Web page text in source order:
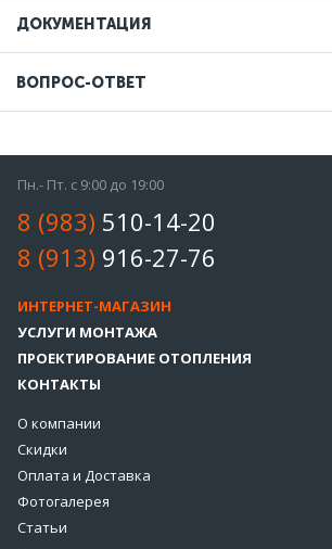
ДОКУМЕНТАЦИЯ
ВОПРОС-ОТВЕТ
Пн.- Пт. с 9:00 до 19:00
8 (983) 510-14-20
8 (913) 916-27-76
ИНТЕРНЕТ-МАГАЗИН
УСЛУГИ МОНТАЖА
ПРОЕКТИРОВАНИЕ ОТОПЛЕНИЯ
КОНТАКТЫ
О компании
Скидки
Оплата и Доставка
Фотогалерея
Статьи